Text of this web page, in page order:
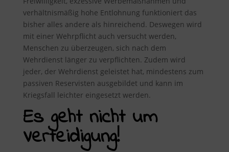
verhältnismäßig hohe Entlohnung funktioniert das
bisher alles andere als hinreichend. Deswegen wird
mit einer Wehrpflicht auch versucht werden,
Menschen zu überzeugen, sich nach dem
Wehrdienst länger zu verpflichten. Zudem wird
jeder, der Wehrdienst geleistet hat, mindestens zum
passiven Reservisten ausgebildet und kann im
Kriegsfall leichter eingesetzt werden.
Es geht nicht um
Verteidigung!